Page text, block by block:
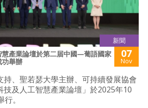
新聞
慧產業論壇於第二届中國—葡語國家
功舉辦
07
Nov
持、聖若瑟大學主辦、可持續發展協會
技及人工智慧產業論壇」於2025年10
。